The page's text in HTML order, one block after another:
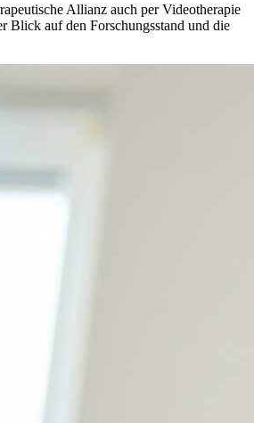
Allianz auch per Videotherapie
Blick auf den Forschungsstand und die